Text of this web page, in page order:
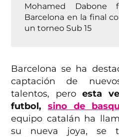
Mohamed
Barcelona en la final
un torneo Sub 15
Barcelona se ha
captación de
talentos, peroesta
futbol,sino de
equipo catalán ha
su nueva joya, se